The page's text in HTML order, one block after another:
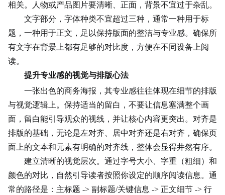
相关。人物或产品图片要清晰、正面，背景不宜过于杂乱。
文字部分，字体种类不宜超过三种，通常一种用于标
题，一种用于正文，足以保持版面的整洁与专业感。确保所
有文字在背景上都有足够的对比度，方便在不同设备上阅
读。
提升专业感的视觉与排版心法
一张出色的商务海报，其专业感往往体现在细节的排版
与视觉逻辑上。保持适当的留白，不要让信息塞满整个画
面，留白能引导观众的视线，并让核心内容更突出。对齐是
排版的基础，无论是左对齐、居中对齐还是右对齐，确保页
面上的文本和元素有明确的对齐线，整体会显得井然有序。
建立清晰的视觉层次。通过字号大小、字重（粗细）和
颜色的对比，自然引导读者按照你设定的顺序阅读信息。通
常的路径是：主标题 -> 副标题/关键信息 -> 正文细节 -> 行